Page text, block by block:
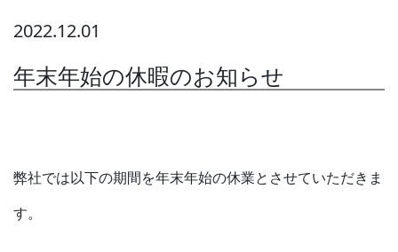
2022.12.01
年末年始の休暇のお知らせ
弊社では以下の期間を年末年始の休業とさせていただきま
す。